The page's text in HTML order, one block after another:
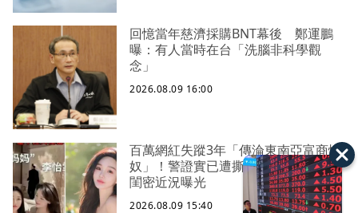
回憶當年慈濟採購BNT幕後 鄭運鵬
曝：有人當時在台「洗腦非科學觀
念」
2026.08.09 16:00
百萬網紅失蹤3年「傳淪東南亞富商性
奴」！警證實已遭撕票棄屍 涉案假
閨密近況曝光
2026.08.09 15:40